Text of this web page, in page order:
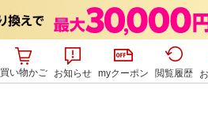
買い物かご お知らせ myクーポン 閲覧履歴